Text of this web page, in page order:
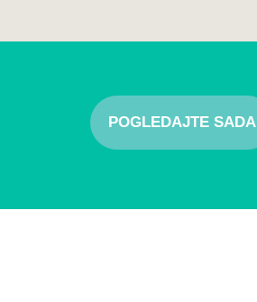
POGLEDAJTE SADA